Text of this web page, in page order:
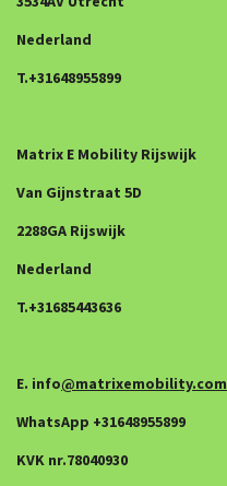
Nederland
T.+31648955899
Matrix E Mobility Rijswijk
Van Gijnstraat 5D
2288GA Rijswijk
Nederland
T.+31685443636
E. info@matrixemobility.com
WhatsApp +31648955899
KVK nr.78040930